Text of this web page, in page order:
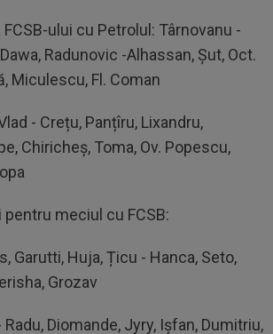
ului cu Petrolul: Târnovanu -
Radunovic -Alhassan, Șut, Oct.
Miculescu, Fl. Coman
- Crețu, Panțîru, Lixandru,
Chiricheș, Toma, Ov. Popescu,
meciul cu FCSB:
Garutti, Huja, Țicu - Hanca, Seto,
Grozav
Diomande, Jyry, Ișfan, Dumitriu,